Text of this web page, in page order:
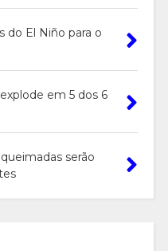
do El Niño para o
em 5 dos 6
serão